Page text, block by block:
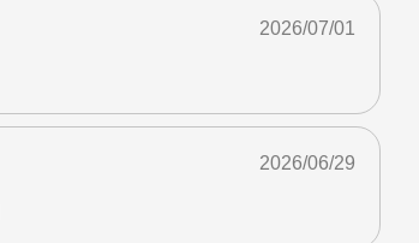
2026/07/01
2026/06/29